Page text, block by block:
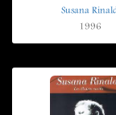
Susana
1996